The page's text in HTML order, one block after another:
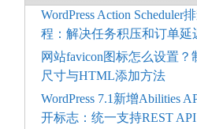
WordPress Action Scheduler
程：解决任务积压和订单延
网站favicon图标怎么设置？
尺寸与HTML添加方法
WordPress 7.1新增Abilities
开标志：统一支持REST